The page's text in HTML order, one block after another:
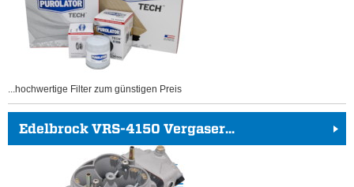
...hochwertige Filter zum günstigen Preis
Edelbrock VRS-4150 Vergaser...